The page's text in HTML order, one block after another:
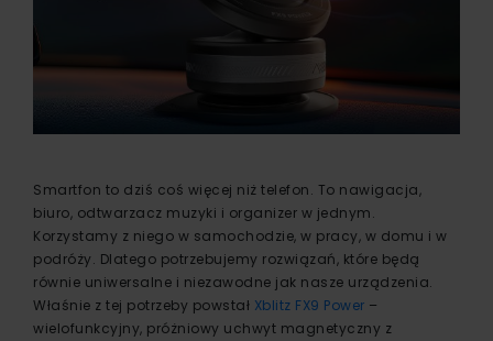
Smartfon to dziś coś więcej niż telefon. To nawigacja,
biuro, odtwarzacz muzyki i organizer w jednym.
Korzystamy z niego w samochodzie, w pracy, w domu i w
podróży. Dlatego potrzebujemy rozwiązań, które będą
równie uniwersalne i niezawodne jak nasze urządzenia.
Właśnie z tej potrzeby powstał Xblitz FX9 Power –
wielofunkcyjny, próżniowy uchwyt magnetyczny z